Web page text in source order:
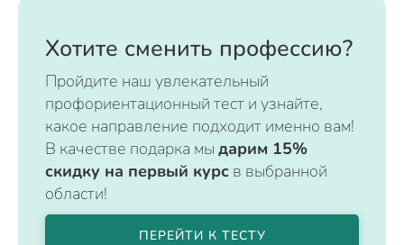
Хотите сменить профессию?
Пройдите наш увлекательный
профориентационный тест и узнайте,
какое направление подходит именно вам!
В качестве подарка мы дарим 15%
скидку на первый курс в выбранной
области!
ПЕРЕЙТИ К ТЕСТУ